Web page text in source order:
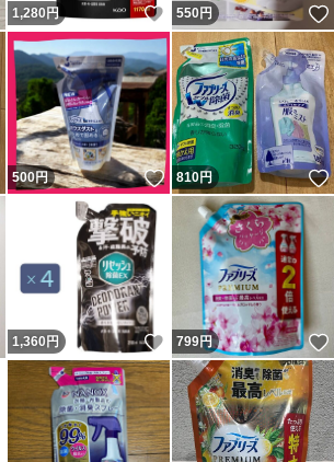
いいね！
1,280 円 いいね！
550円
いいね！
500円 いいね！
810円
いいね！
1,360 円 いいね！
799円